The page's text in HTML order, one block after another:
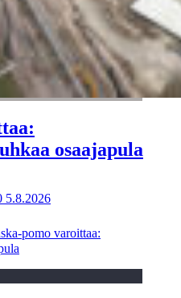
osaajapula
5.8.2026
pomo varoittaa: